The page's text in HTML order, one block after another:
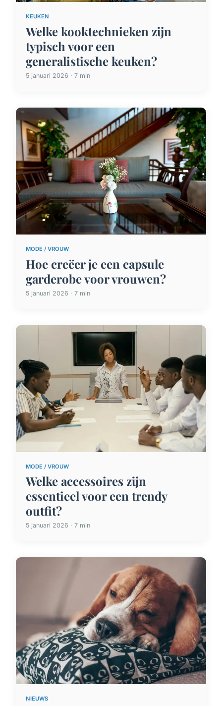
KEUKEN
Welke kooktechnieken zijn
typisch voor een
generalistische keuken?
5 januari 2026 · 7 min
MODE / VROUW
Hoe creëer je een capsule
garderobe voor vrouwen?
5 januari 2026 · 7 min
MODE / VROUW
Welke accessoires zijn
essentieel voor een trendy
outfit?
5 januari 2026 · 7 min
NIEUWS